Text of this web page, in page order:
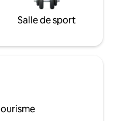
Salle de sport